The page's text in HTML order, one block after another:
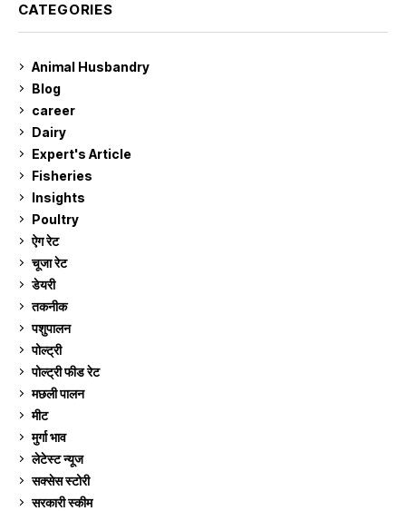
CATEGORIES
Animal Husbandry
Blog
career
Dairy
Expert's Article
Fisheries
Insights
Poultry
ऐग रेट
चूजा रेट
डेयरी
तकनीक
पशुपालन
पोल्ट्री
पोल्ट्री फीड रेट
मछली पालन
मीट
मुर्गा भाव
लेटेस्ट न्यूज
सक्सेस स्टो‍री
सरकारी स्की‍म